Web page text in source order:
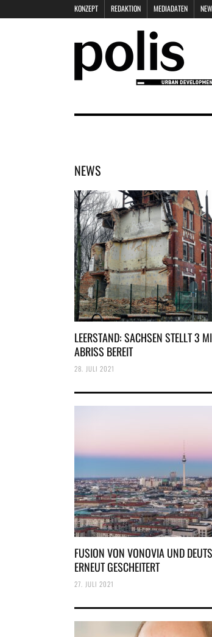
KONZEPT REDAKTION MEDIADATEN
NEWS
LEERSTAND: SACHSEN STELLT 3
ABRISS BEREIT
28. JULI 2021
FUSION VON VONOVIA UND
ERNEUT GESCHEITERT
27. JULI 2021